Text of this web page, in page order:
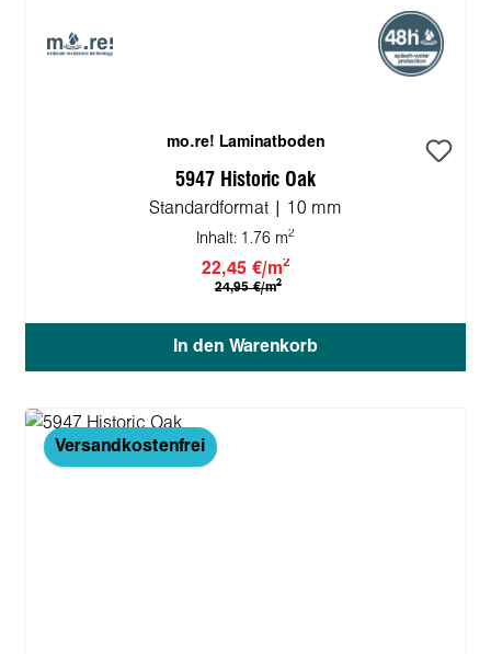
mo.re! Laminatboden
5947 Historic Oak
Standardformat | 10 mm
Inhalt: 1.76 m2
22,45 €/m2
24,95 €/m2
In den Warenkorb
Versandkostenfrei